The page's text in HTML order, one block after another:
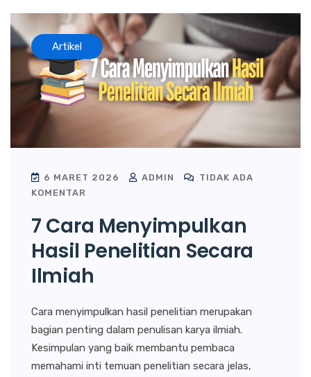
Artikel
6 MARET 2026 ADMIN
TIDAK ADA
KOMENTAR
7 Cara Menyimpulkan
Hasil Penelitian Secara
Ilmiah
Cara menyimpulkan hasil penelitian merupakan
bagian penting dalam penulisan karya ilmiah.
Kesimpulan yang baik membantu pembaca
memahami inti temuan penelitian secara jelas,